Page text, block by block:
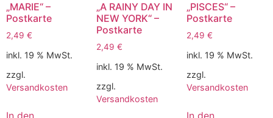
„MARIE“ –
Postkarte
2,49 €
inkl. 19 % MwSt.
zzgl.
Versandkosten
In den
„A RAINY DAY IN
NEW YORK“ –
Postkarte
2,49 €
inkl. 19 % MwSt.
zzgl.
Versandkosten
„PISCES“ –
Postkarte
2,49 €
inkl. 19 % MwSt.
zzgl.
Versandkosten
In den